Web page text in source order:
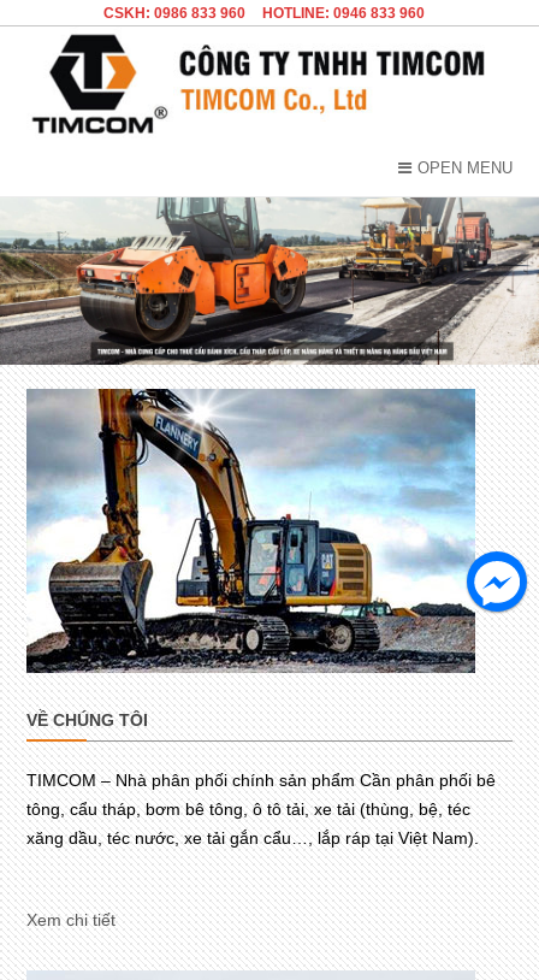
CSKH: 0986 833 960 HOTLINE: 0946 833 960
OPEN MENU
VỀ CHÚNG TÔI
TIMCOM – Nhà phân phối chính sản phẩm Cần phân phối bê
tông, cẩu tháp, bơm bê tông, ô tô tải, xe tải (thùng, bệ, téc
xăng dầu, téc nước, xe tải gắn cẩu…, lắp ráp tại Việt Nam).
Xem chi tiết